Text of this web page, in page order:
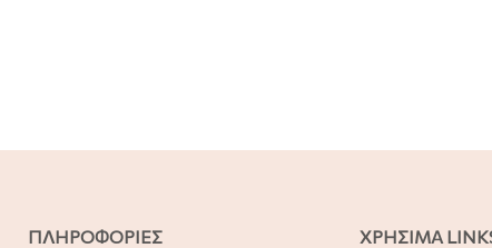
ΠΛΗΡΟΦΟΡΙΕΣ ΧΡΗΣΙΜΑ